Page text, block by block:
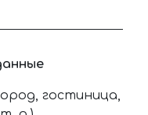
гостиница,